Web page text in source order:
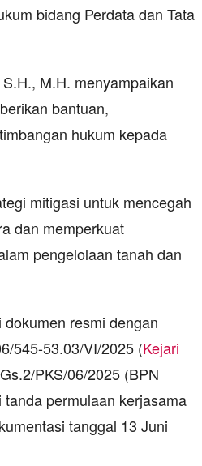
bidang Perdata dan Tata
M.H. menyampaikan
bantuan,
hukum kepada
mitigasi untuk mencegah
dan memperkuat
pengelolaan tanah dan
resmi dengan
545-53.03/VI/2025 (Kejari
PKS/06/2025 (BPN
permulaan kerjasama
tanggal 13 Juni